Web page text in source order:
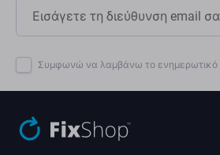
Συμφωνώ να λαμβάνω το ενημερωτικό